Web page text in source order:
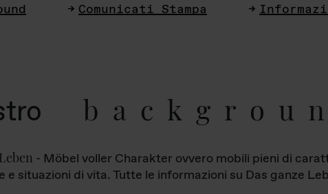
Comunicati Stampa
- Möbel voller Charakter ovvero mobili pieni di
e situazioni di vita. Tutte le informazioni su Das ganze